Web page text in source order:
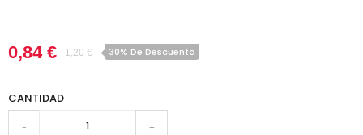
0,84 € 1,20 € 30% De Descuento
CANTIDAD
- +